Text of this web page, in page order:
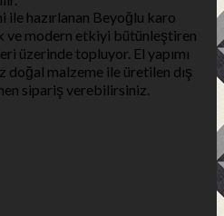
ile hazırlanan Beyoğlu karo
ve modern etkiyi bütünleştiren
üzerinde topluyor. El yapımı
doğal malzeme ile üretilen dış
sipariş verebilirsiniz.